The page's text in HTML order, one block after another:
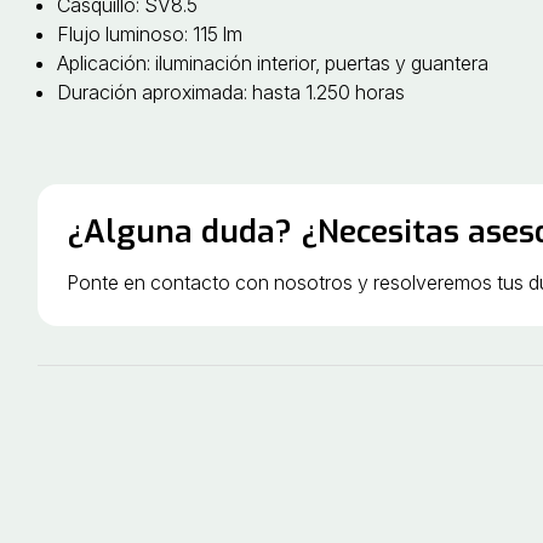
Flujo luminoso: 115 lm
Aplicación: iluminación interior, puertas y guantera
Duración aproximada: hasta 1.250 horas
¿Alguna duda? ¿Necesitas
Ponte en contacto con nosotros y resolveremos tus